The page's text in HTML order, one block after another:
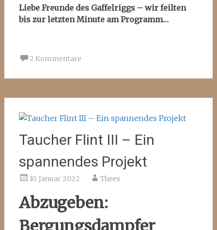
Liebe Freunde des Gaffelriggs – wir feilten
bis zur letzten Minute am Programm…
2 Kommentare
Taucher Flint III – Ein
spannendes Projekt
10. Januar 2022 Thees
Abzugeben:
Bergungsdampfer